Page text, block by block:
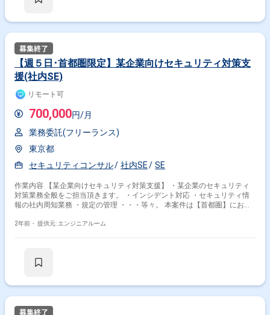
【週５日･首都圏限定】某企業向けセキュリティ対策支
援(社内SE)
リモート可
700,000円/月
業務委託(フリーランス)
東京都
セキュリティコンサル
社内SE SE
作業内容 【某企業向けセキュリティ対策支援】 ・某企業のセキュリティ
対策業務全般をご担当頂きます。 ・インシデント対応 ・セキュリティ情
報の社内周知業務 ・規定の管理 ・・・等々。 本案件は【首都圏】にお住
2年前・ 提供元: エンジニアルーム